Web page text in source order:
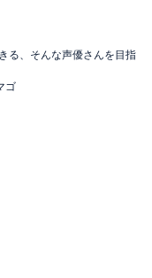
る、そんな声優さんを目指
ゴ